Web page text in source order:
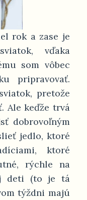
rok a zase je
vďaka
som vôbec
pripravovať.
pretože
Ale keďže trvá
dobrovoľným
jedlo, ktoré
ktoré
rýchle na
deti (to je tá
týždni majú